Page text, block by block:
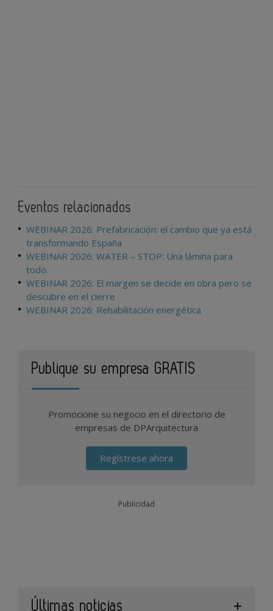
Eventos relacionados
WEBINAR 2026: Prefabricación: el cambio que ya está
transformando España
WEBINAR 2026: WATER – STOP: Una lámina para
todo.
WEBINAR 2026: El margen se decide en obra pero se
descubre en el cierre
WEBINAR 2026: Rehabilitación energética
Publique su empresa GRATIS
Promocione su negocio en el directorio de
empresas de DPArquitectura
Regístrese ahora
Publicidad
Últimas noticias